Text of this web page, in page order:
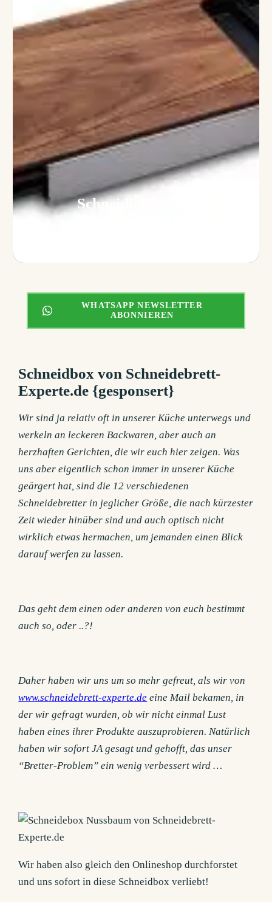
Schneidbox – Test
WHATSAPP NEWSLETTER
ABONNIEREN
Schneidbox von Schneidebrett-
Experte.de {gesponsert}
Wir sind ja relativ oft in unserer Küche unterwegs und
werkeln an leckeren Backwaren, aber auch an
herzhaften Gerichten, die wir euch hier zeigen. Was
uns aber eigentlich schon immer in unserer Küche
geärgert hat, sind die 12 verschiedenen
Schneidebretter in jeglicher Größe, die nach kürzester
Zeit wieder hinüber sind und auch optisch nicht
wirklich etwas hermachen, um jemanden einen Blick
darauf werfen zu lassen.
Das geht dem einen oder anderen von euch bestimmt
auch so, oder ..?!
Daher haben wir uns um so mehr gefreut, als wir von
www.schneidebrett-experte.de eine Mail bekamen, in
der wir gefragt wurden, ob wir nicht einmal Lust
haben eines ihrer Produkte auszuprobieren. Natürlich
haben wir sofort JA gesagt und gehofft, das unser
“Bretter-Problem” ein wenig verbessert wird …
Wir haben also gleich den Onlineshop durchforstet
und uns sofort in diese Schneidbox verliebt!